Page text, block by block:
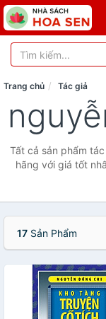
Trang chủ Tác giả
Tất cả sản phẩm
hãng với giá tốt
17 Sản Phẩm